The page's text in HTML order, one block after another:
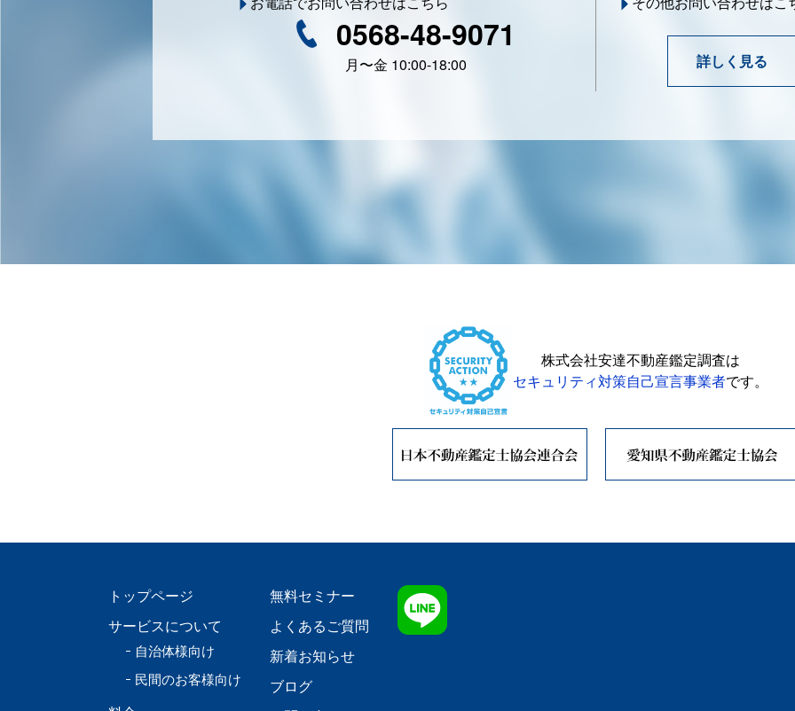
0568-48-9071
月〜金 10:00-18:00 詳しく見る
株式会社安達不動産鑑定調査は
セキュリティ対策自己宣言事業者です。
トップページ
サービスについて
自治体様向け
民間のお客様向け
無料セミナー
よくあるご質問
新着お知らせ
ブログ